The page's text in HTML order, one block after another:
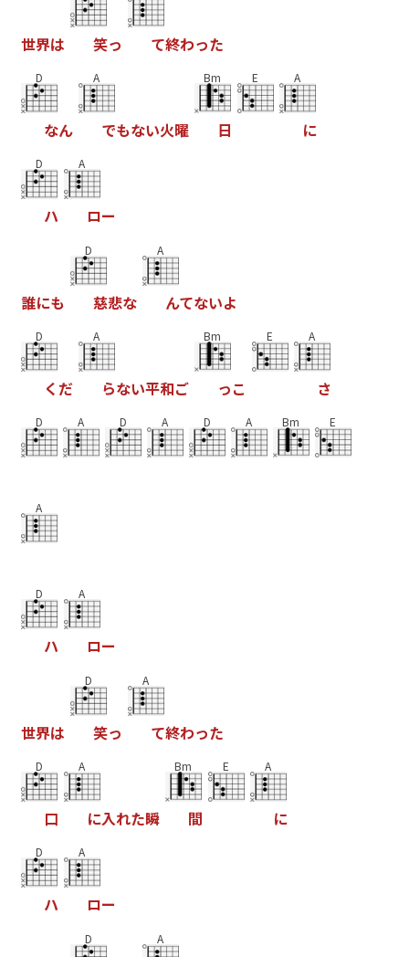
世界は 笑っ て終わった
D
なん
A
でもない火曜
Bm
日
E A
に
D
ハ
A
ロー
誰にも
D
慈悲な
A
んてないよ
D
く だ
A
らない平和ご
Bm
っこ
E A
さ
D A D A D A Bm E
A
D
ハ
A
ロー
世界は
D
笑っ
A
て終わった
D
口
A
に入れた瞬
Bm
間
E A
に
D
ハ
A
ロー
D A